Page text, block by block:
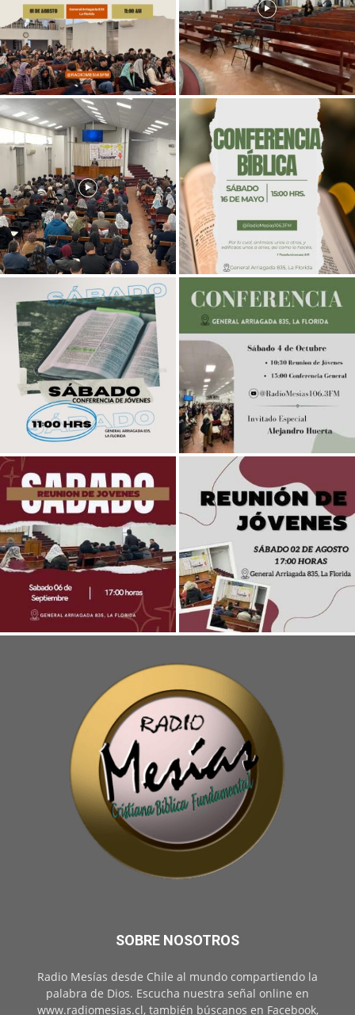
SOBRE NOSOTROS
Radio Mesías desde Chile al mundo compartiendo la
palabra de Dios. Escucha nuestra señal online en
www.radiomesias.cl, también búscanos en Facebook,